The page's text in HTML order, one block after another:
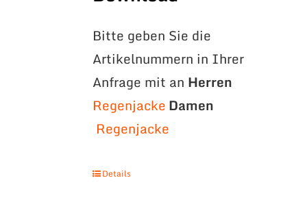
Bitte geben Sie die
Artikelnummern in Ihrer
Anfrage mit an Herren
RegenjackeDamen
Regenjacke
Details